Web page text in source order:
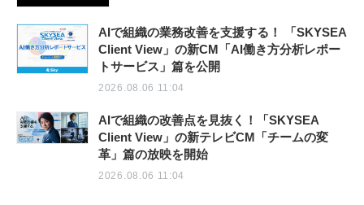
AIで組織の業務改善を支援する！ 「SKYSEA
Client View」の新CM「AI働き方分析レポー
トサービス」篇を公開
2026.08.06 11:04
AIで組織の改善点を見抜く！「SKYSEA
Client View」の新テレビCM「チームの変
革」篇の放映を開始
2026.08.06 11:04